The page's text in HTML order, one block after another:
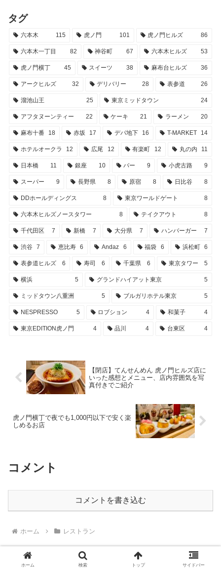
タグ
六本木 115 虎ノ門 101 虎ノ門ヒルズ 86
六本木一丁目 82 神谷町 67 六本木ヒルズ 53
虎ノ門横丁 45 スイーツ 38 麻布台ヒルズ 36
アークヒルズ 32 デリバリー 28 表参道 26
溜池山王 25 東京ミッドタウン 24
アフタヌーンティー 22 ケーキ 21 ラーメン 20
麻布十番 18 赤坂 17 デパ地下 16 T-MARKET 14
ホテルオークラ 12 広尾 12 有楽町 12 丸の内 11
日本橋 11 銀座 10 バー 9 小虎古路 9
スーパー 9 長野県 8 原宿 8 日比谷 8
DDホールディングス 8 東京ワールドゲート 8
六本木ヒルズノースタワー 8 テイクアウト 8
千代田区 7 新橋 7 大分県 7 ハンバーガー 7
渋谷 7 恵比寿 6 Andaz 6 福袋 6 浜松町 6
表参道ヒルズ 6 寿司 6 千葉県 6 東京タワー 5
横浜 5 グランドハイアット東京 5
ミッドタウン八重洲 5 ブルガリホテル東京 5
NESPRESSO 5 ロブション 4 和菓子 4
東京EDITION虎ノ門 4 品川 4 台東区 4
【閉店】てんせんめん 虎ノ門ヒルズ店に
いった感想とメニュー、店内雰囲気を写
真付きでご紹介
虎ノ門横丁で夜でも1,000円以下で安く楽
しめるお店
コメント
コメントを書き込む
ホーム レストラン
ホーム 検索 トップ サイドバー